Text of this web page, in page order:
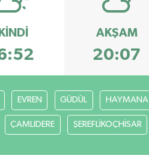
İKINDI AKŞAM
20:07
EVREN GÜDÜL HAYMANA
ÇAMLIDERE ŞEREFLİKOÇHİSAR